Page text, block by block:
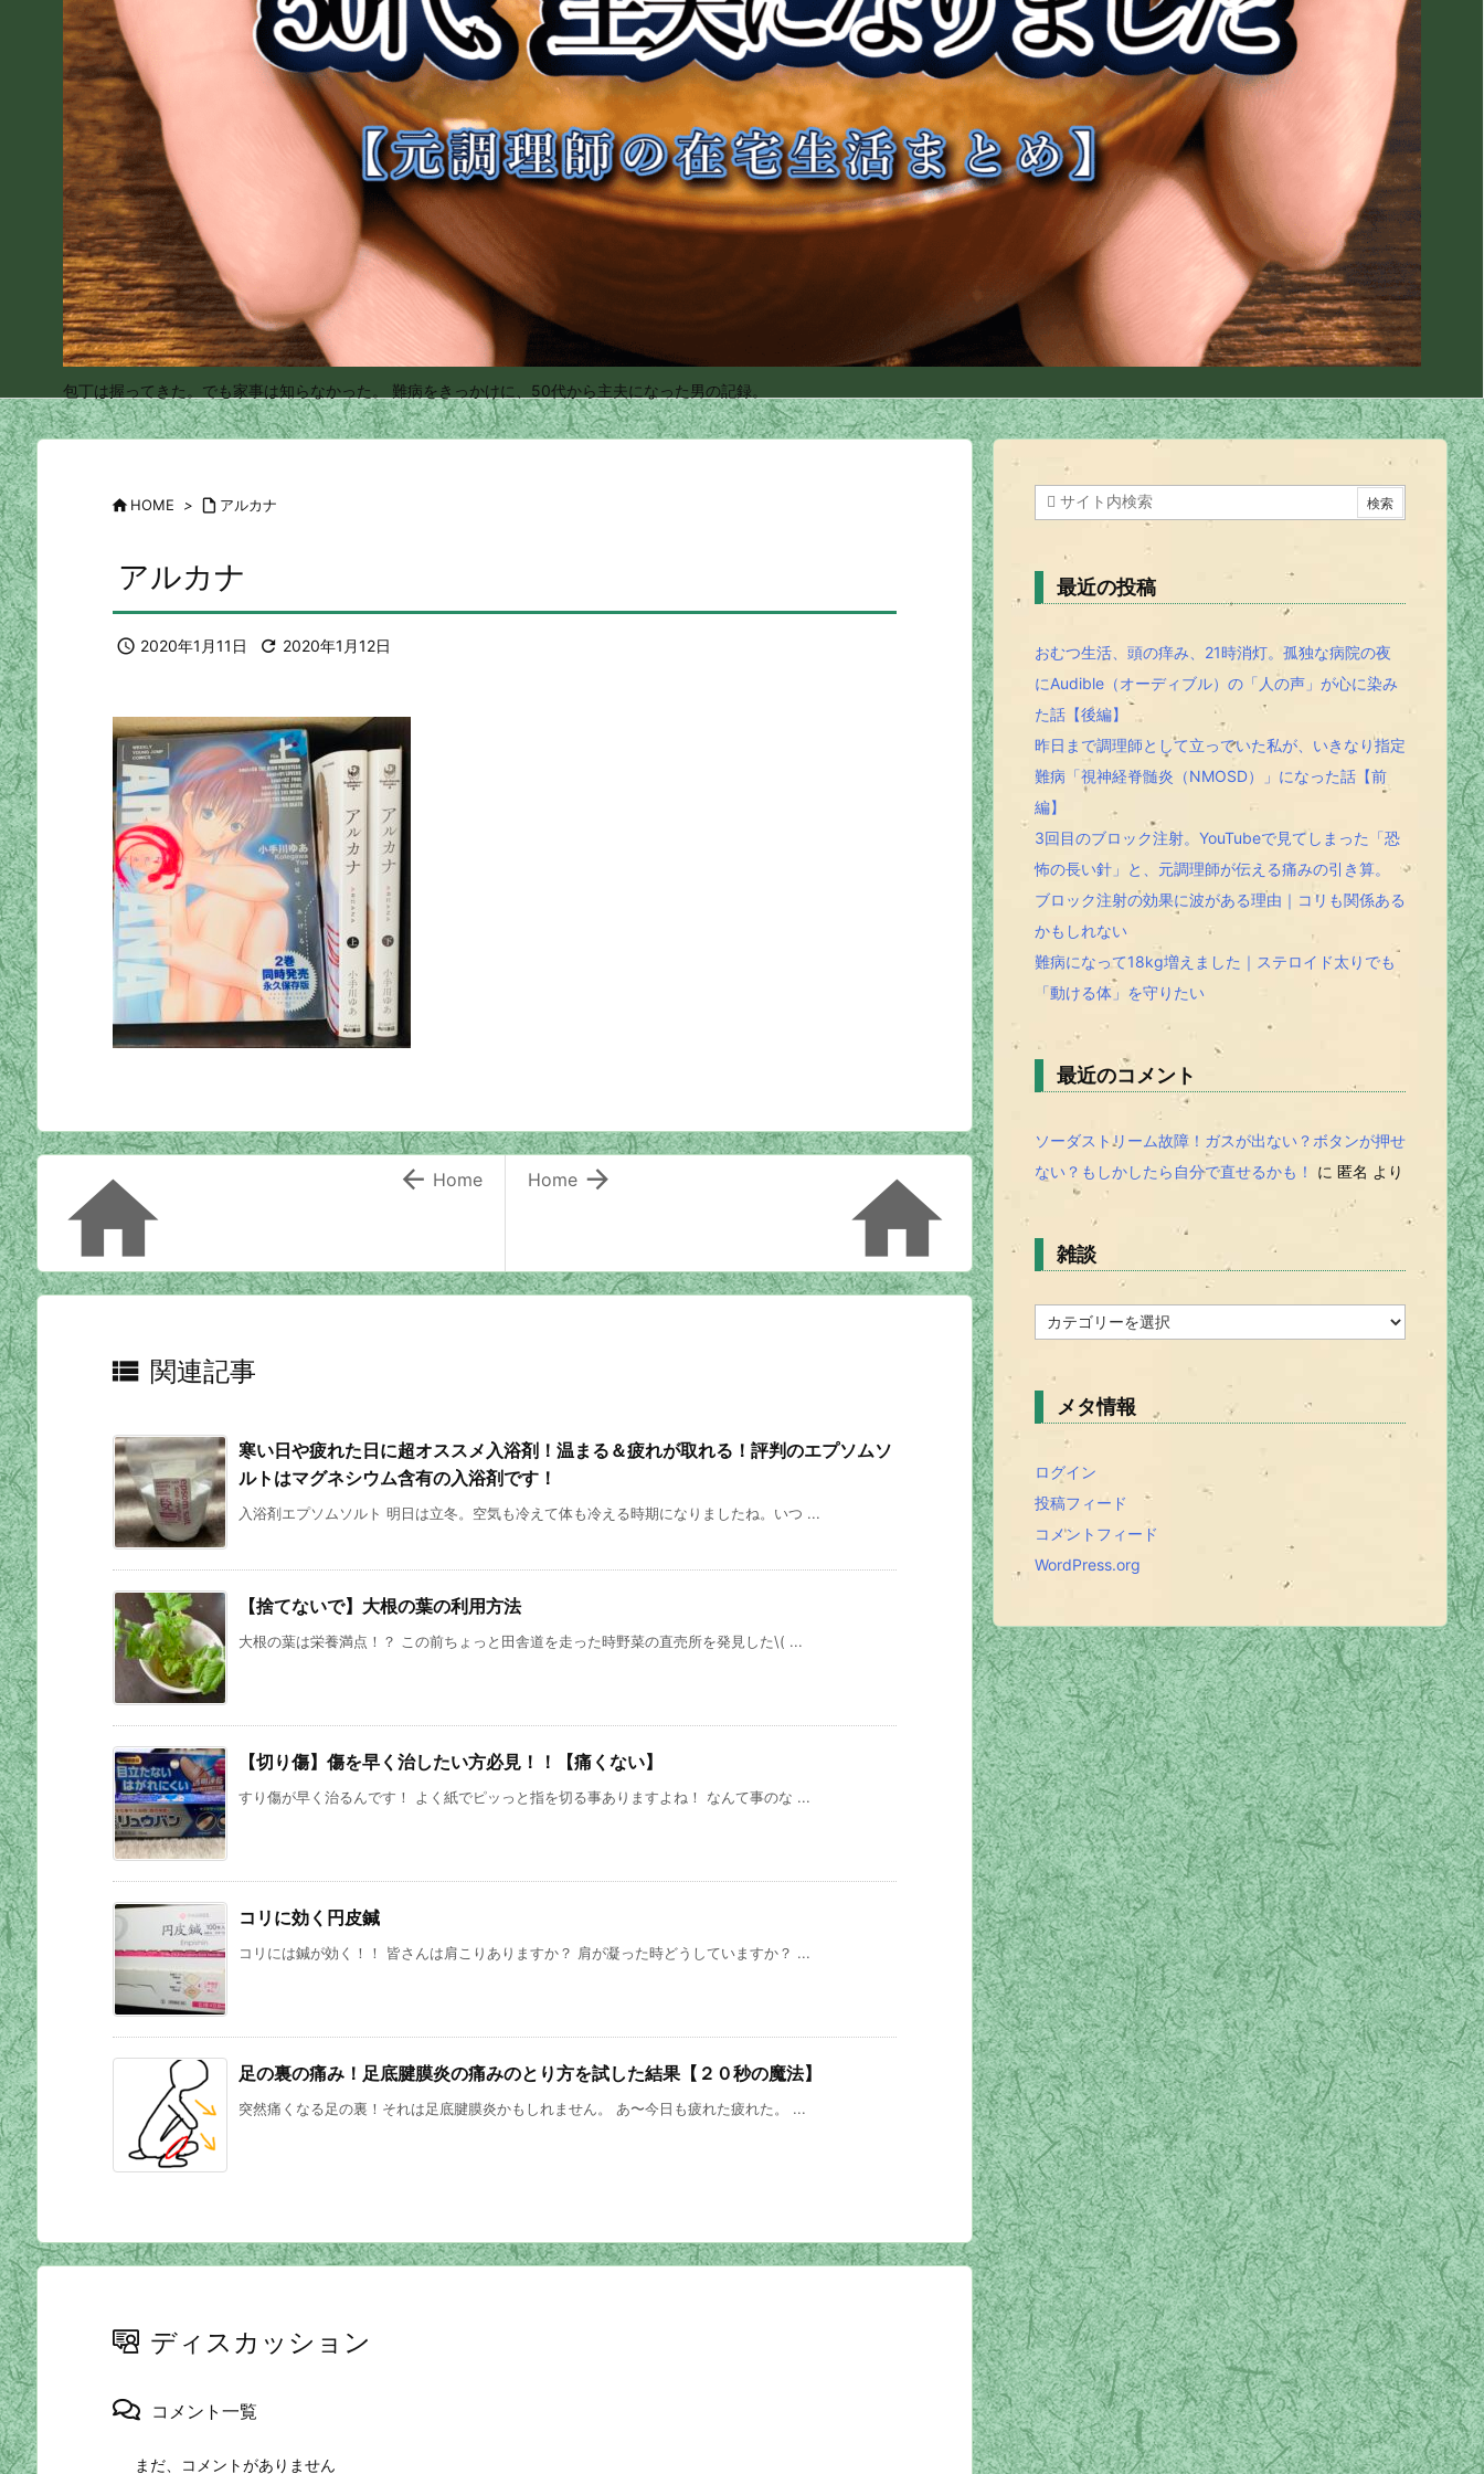
包丁は握ってきた。でも家事は知らなかった。 難病をきっかけに、50代から主夫になった男の記録。
HOME >  アルカナ
アルカナ
 2020年1月11日  2020年1月12日


Home
  Home
 関連記事
寒い日や疲れた日に超オススメ入浴剤！温まる＆疲れが取れる！評判のエプソムソ
ルトはマグネシウム含有の入浴剤です！
入浴剤エプソムソルト 明日は立冬。空気も冷えて体も冷える時期になりましたね。いつ ...
【捨てないで】大根の葉の利用方法
大根の葉は栄養満点！？ この前ちょっと田舎道を走った時野菜の直売所を発見した\( ...
【切り傷】傷を早く治したい方必見！！【痛くない】
すり傷が早く治るんです！ よく紙でピッっと指を切る事ありますよね！ なんて事のな ...
コリに効く円皮鍼
コリには鍼が効く！！ 皆さんは肩こりありますか？ 肩が凝った時どうしていますか？ ...
足の裏の痛み！足底腱膜炎の痛みのとり方を試した結果【２０秒の魔法】
突然痛くなる足の裏！それは足底腱膜炎かもしれません。 あ〜今日も疲れた疲れた。 ...
ディスカッション
コメント一覧
まだ、コメントがありません
最近の投稿
おむつ生活、頭の痒み、21時消灯。孤独な病院の夜
にAudible（オーディブル）の「人の声」が心に染み
た話【後編】
昨日まで調理師として立っていた私が、いきなり指定
難病「視神経脊髄炎（NMOSD）」になった話【前
編】
3回目のブロック注射。YouTubeで見てしまった「恐
怖の長い針」と、元調理師が伝える痛みの引き算。
ブロック注射の効果に波がある理由｜コリも関係ある
かもしれない
難病になって18kg増えました｜ステロイド太りでも
「動ける体」を守りたい
最近のコメント
ソーダストリーム故障！ガスが出ない？ボタンが押せ
ない？もしかしたら自分で直せるかも！
に 匿名 より
雑談
談
メタ情報
ログイン
投稿フィード
コメントフィード
WordPress.org